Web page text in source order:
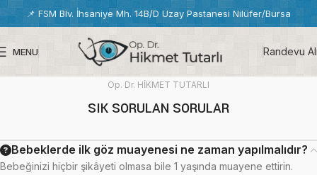
📌 FSM Blv. İhsaniye Mh. 14B/D Uzay Pastanesi Nilüfer/Bursa
MENU Randevu
Op. Dr. HİKMET TUTARLI
SIK SORULAN SORULAR
Bebeklerde ilk göz muayenesi ne zaman yapılmalıdır?
Bebeğinizi hiçbir şikâyeti olmasa bile 1 yaşında muayene ettirin.